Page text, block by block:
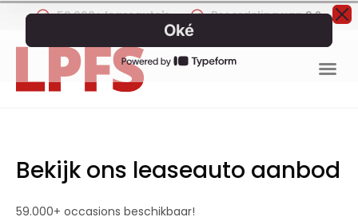
59.000+ leaseauto's Beoordeling van9.2
Bekijk ons leaseauto aanbod
59.000+ occasions beschikbaar!